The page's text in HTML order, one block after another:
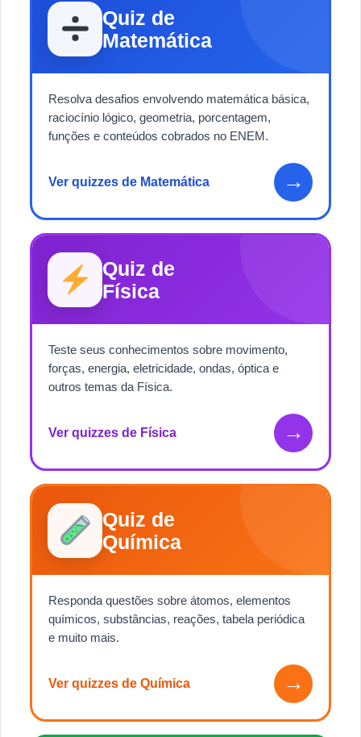
Quiz de
Matemática
Resolva desafios envolvendo matemática básica,
raciocínio lógico, geometria, porcentagem,
funções e conteúdos cobrados no ENEM.
Ver quizzes de Matemática →
Quiz de
Física
Teste seus conhecimentos sobre movimento,
forças, energia, eletricidade, ondas, óptica e
outros temas da Física.
Ver quizzes de Física →
Quiz de
Química
Responda questões sobre átomos, elementos
químicos, substâncias, reações, tabela periódica
e muito mais.
Ver quizzes de Química →